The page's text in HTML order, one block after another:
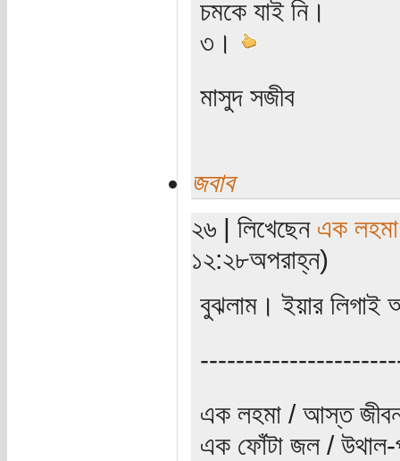
চমকে যাই নি।
৩।
মাসুদ সজীব
জবাব
২৬ | লিখেছেন এক লহমা
১২:২৮অপরাহ্ন)
বুঝলাম। ইয়ার লিগাই
এক লহমা / আস্ত
এক ফোঁটা জল /